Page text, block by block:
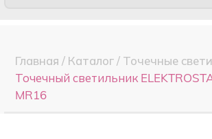
Главная / Каталог/ Точечные
Точечный светильник
MR16